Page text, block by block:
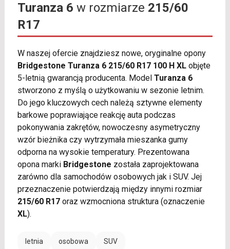
Turanza 6 w rozmiarze 215/60
R17
W naszej ofercie znajdziesz nowe, oryginalne opony
Bridgestone Turanza 6 215/60 R17 100 H XLobjęte
5-letnią gwarancją producenta. Model Turanza 6
stworzono z myślą o użytkowaniu w sezonie letnim.
Do jego kluczowych cech należą sztywne elementy
barkowe poprawiające reakcję auta podczas
pokonywania zakrętów, nowoczesny asymetryczny
wzór bieżnika czy wytrzymała mieszanka gumy
odporna na wysokie temperatury. Prezentowana
opona marki Bridgestone została zaprojektowana
zarówno dla samochodów osobowych jak i SUV. Jej
przeznaczenie potwierdzają między innymi rozmiar
215/60 R17oraz wzmocniona struktura (oznaczenie
XL).
letnia osobowa SUV